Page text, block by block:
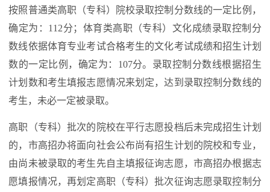
按照普通类高职（专科）院校录取控制分数线的一定比例，
确定为：112分；体育类高职（专科）文化成绩录取控制分
数线依据体育专业考试合格考生的文化考试成绩和招生计划
数的一定比例，确定为：107分。录取控制分数线根据招生
计划数和考生填报志愿情况来划定，达到录取控制分数线的
考生，未必一定被录取。
高职（专科）批次的院校在平行志愿投档后未完成招生计划
的，市高招办将面向社会公布尚有招生计划的院校和专业，
由尚未被录取的考生先自主填报征询志愿，市高招办根据志
愿填报情况，再划定高职（专科）批次征询志愿录取控制分